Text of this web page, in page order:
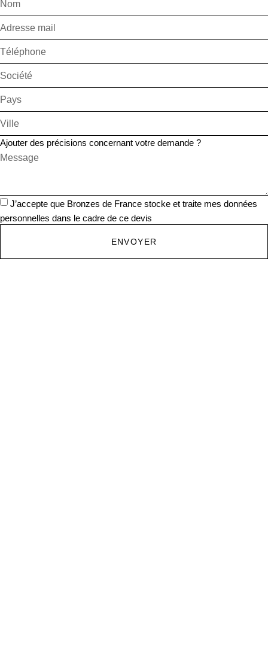
Ajouter des précisions concernant votre demande ?
J’accepte que Bronzes de France stocke et traite mes données
personnelles dans le cadre de ce devis
ENVOYER